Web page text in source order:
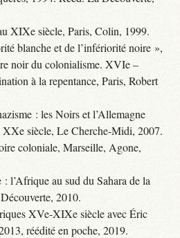
XIXe siècle, Paris, Colin, 1999.
blanche et de l’infériorité noire »,
noir du colonialisme. XVIe –
à la repentance, Paris, Robert
: les Noirs et l’Allemagne
XXe siècle, Le Cherche-Midi, 2007.
coloniale, Marseille, Agone,
l’Afrique au sud du Sahara de la
2010.
XVe-XIXe siècle avec Éric
réédité en poche, 2019.